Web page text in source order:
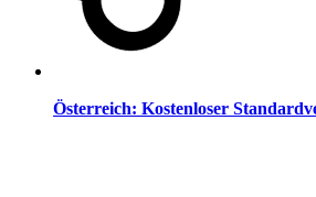
Österreich: Kostenloser